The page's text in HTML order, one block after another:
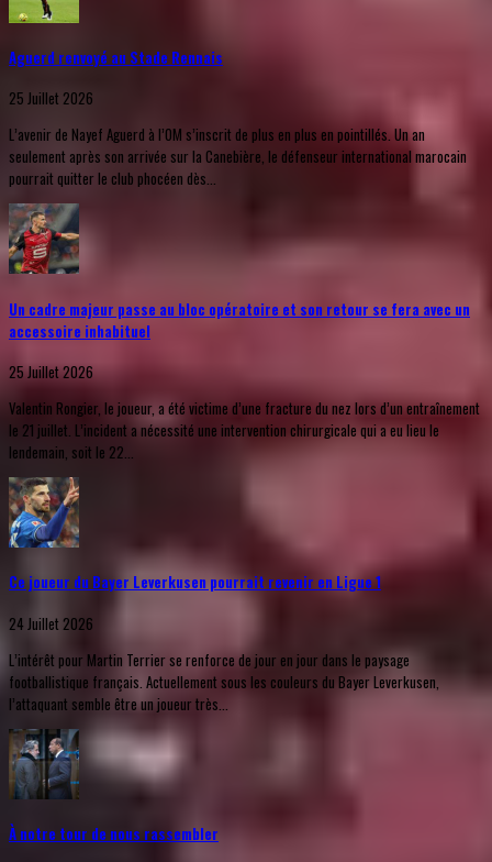
Aguerd renvoyé au Stade Rennais
25 Juillet 2026
L’avenir de Nayef Aguerd à l’OM s’inscrit de plus en plus en pointillés. Un an
seulement après son arrivée sur la Canebière, le défenseur international marocain
pourrait quitter le club phocéen dès...
Un cadre majeur passe au bloc opératoire et son retour se fera avec un
accessoire inhabituel
25 Juillet 2026
Valentin Rongier, le joueur, a été victime d’une fracture du nez lors d’un entraînement
le 21 juillet. L’incident a nécessité une intervention chirurgicale qui a eu lieu le
lendemain, soit le 22...
Ce joueur du Bayer Leverkusen pourrait revenir en Ligue 1
24 Juillet 2026
L’intérêt pour Martin Terrier se renforce de jour en jour dans le paysage
footballistique français. Actuellement sous les couleurs du Bayer Leverkusen,
l’attaquant semble être un joueur très...
À notre tour de nous rassembler